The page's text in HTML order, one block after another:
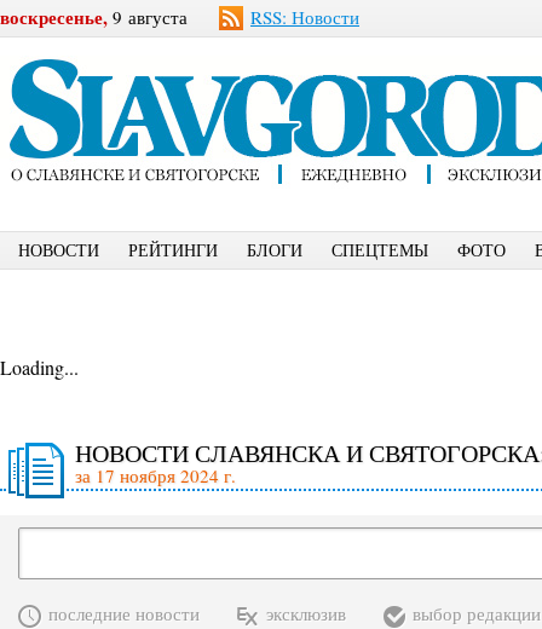
воскресенье, 9 августа RSS: Новости
НОВОСТИ РЕЙТИНГИ БЛОГИ СПЕЦТЕМЫ ФОТО
Loading...
НОВОСТИ СЛАВЯНСКА И
за 17 ноября 2024 г.
последние новости эксклюзив выбор редакции